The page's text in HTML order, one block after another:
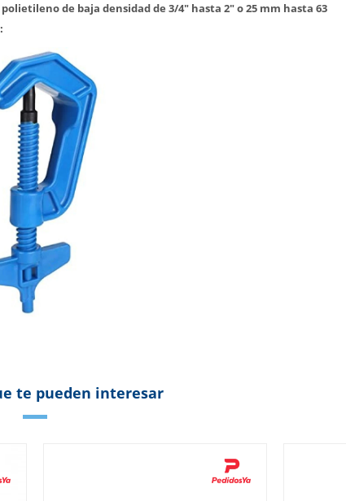
de baja densidad de 3/4" hasta 2" o 25 mm hasta 63
te pueden interesar